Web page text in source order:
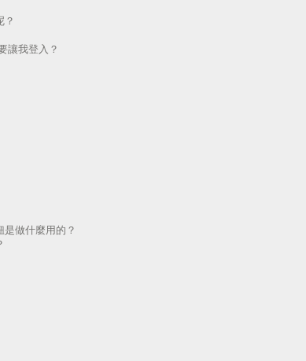
？
讓我登入？
做什麼用的？